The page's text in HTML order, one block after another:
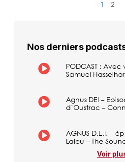
1 2
Nos derniers
PODCAST : Avec
Samuel
Agnus DEI –
d’Oustrac –
AGNUS D.E.I. –
Laleu – The
Voir